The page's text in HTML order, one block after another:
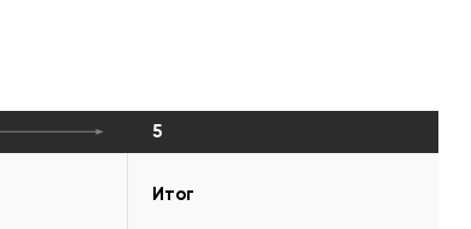
5
Итог